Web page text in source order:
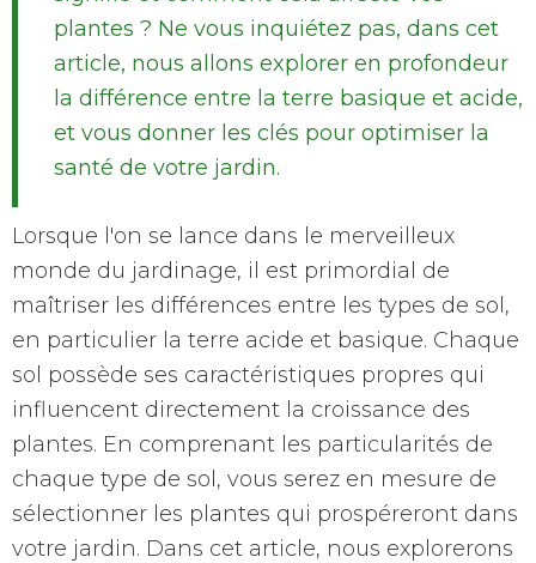
plantes ? Ne vous inquiétez pas, dans cet
article, nous allons explorer en profondeur
la différence entre la terre basique et acide,
et vous donner les clés pour optimiser la
santé de votre jardin.
Lorsque l'on se lance dans le merveilleux
monde du jardinage, il est primordial de
maîtriser les différences entre les types de sol,
en particulier la terre acide et basique. Chaque
sol possède ses caractéristiques propres qui
influencent directement la croissance des
plantes. En comprenant les particularités de
chaque type de sol, vous serez en mesure de
sélectionner les plantes qui prospéreront dans
votre jardin. Dans cet article, nous explorerons